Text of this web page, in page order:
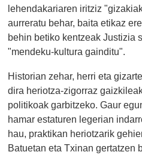
lehendakariaren iritziz
aurreratu behar, baita etikaz
behin betiko kentzeak Justizia
"mendeku-kultura gainditu".
Historian zehar, herri eta
dira heriotza-zigorraz
politikoak garbitzeko. Gaur
hamar estaturen legerian
hau, praktikan heriotzarik
Batuetan eta Txinan gertatzen